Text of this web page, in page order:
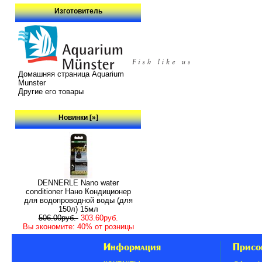
Изготовитель
Домашняя страница Aquarium
Munster
Другие его товары
Новинки [»]
DENNERLE Nano water
conditioner Нано Кондиционер
для водопроводной воды (для
150л) 15мл
506.00руб. 303.60руб.
Вы экономите: 40% от розницы
Информация